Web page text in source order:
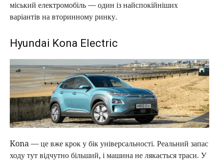
міський електромобіль — один із найспокійніших
варіантів на вторинному ринку.
Hyundai Kona Electric
Kona — це вже крок у бік універсальності. Реальний запас
ходу тут відчутно більший, і машина не лякається траси. У